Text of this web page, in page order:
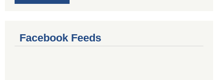
Facebook Feeds